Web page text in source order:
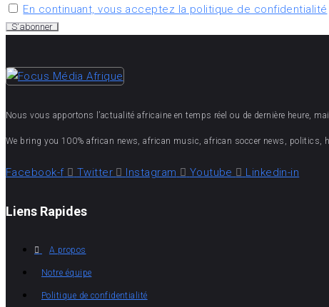
En continuant, vous acceptez la politique de confidentialité
Nous vous apportons l’actualité africaine en temps réel ou de dernière heure,
We bring you 100% african news, african music, african soccer news, politics,
Facebook-f Twitter Instagram Youtube Linkedin-in
Liens Rapides
A propos
Notre équipe
Politique de confidentialité